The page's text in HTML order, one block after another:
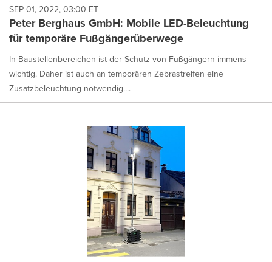
SEP 01, 2022, 03:00 ET
Peter Berghaus GmbH: Mobile LED-Beleuchtung
für temporäre Fußgängerüberwege
In Baustellenbereichen ist der Schutz von Fußgängern immens
wichtig. Daher ist auch an temporären Zebrastreifen eine
Zusatzbeleuchtung notwendig....